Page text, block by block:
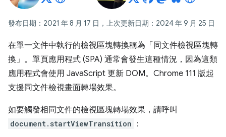
發布日期：2021 年 8 月 17 日，上次更新日期：2024 年 9 月 25 日
在單一文件中執行的檢視區塊轉換稱為「同文件檢視區塊轉
換」 。單頁應用程式 (SPA) 通常會發生這種情況，因為這類
應用程式會使用 JavaScript 更新 DOM。Chrome 111 版起
支援同文件檢視畫面轉場效果。
如要觸發相同文件的檢視區塊轉場效果，請呼叫
document.startViewTransition ：